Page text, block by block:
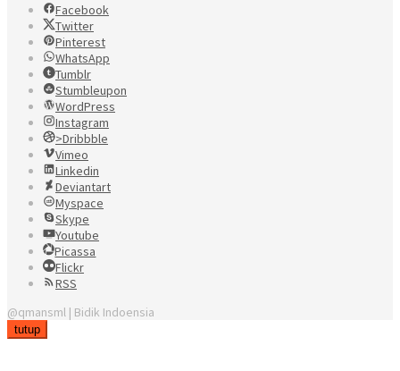
Facebook
Twitter
Pinterest
WhatsApp
Tumblr
Stumbleupon
WordPress
Instagram
>Dribbble
Vimeo
Linkedin
Deviantart
Myspace
Skype
Youtube
Picassa
Flickr
RSS
@qmansml | Bidik Indoensia
tutup